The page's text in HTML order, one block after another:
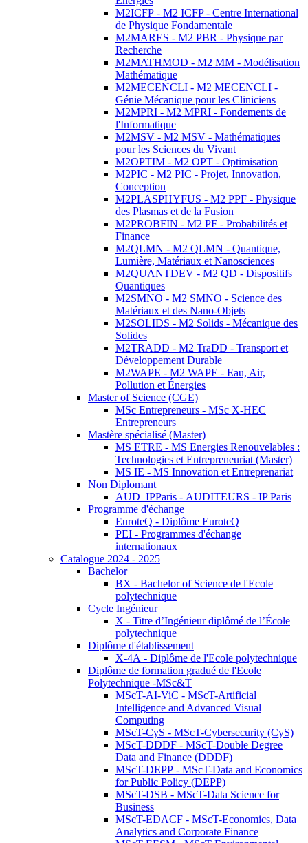
M2ICFP - M2 ICFP - Centre International
de Physique Fondamentale
M2MARES - M2 PBR - Physique par
Recherche
M2MATHMOD - M2 MM - Modélisation
Mathématique
M2MECENCLI - M2 MECENCLI -
Génie Mécanique pour les Cliniciens
M2MPRI - M2 MPRI - Fondements de
l'Informatique
M2MSV - M2 MSV - Mathématiques
pour les Sciences du Vivant
M2OPTIM - M2 OPT - Optimisation
M2PIC - M2 PIC - Projet, Innovation,
Conception
M2PLASPHYFUS - M2 PPF - Physique
des Plasmas et de la Fusion
M2PROBFIN - M2 PF - Probabilités et
Finance
M2QLMN - M2 QLMN - Quantique,
Lumière, Matériaux et Nanosciences
M2QUANTDEV - M2 QD - Dispositifs
Quantiques
M2SMNO - M2 SMNO - Science des
Matériaux et des Nano-Objets
M2SOLIDS - M2 Solids - Mécanique des
Solides
M2TRADD - M2 TraDD - Transport et
Développement Durable
M2WAPE - M2 WAPE - Eau, Air,
Pollution et Énergies
Master of Science (CGE)
MSc Entrepreneurs - MSc X-HEC
Entrepreneurs
Mastère spécialisé (Master)
MS ETRE - MS Energies Renouvelables :
Technologies et Entrepreneuriat (Master)
MS IE - MS Innovation et Entreprenariat
Non Diplomant
AUD_IPParis - AUDITEURS - IP Paris
Programme d'échange
EuroteQ - Diplôme EuroteQ
PEI - Programmes d'échange
internationaux
Catalogue 2024 - 2025
Bachelor
BX - Bachelor of Science de l'Ecole
polytechnique
Cycle Ingénieur
X - Titre d’Ingénieur diplômé de l’École
polytechnique
Diplôme d'établissement
X-4A - Diplôme de l'Ecole polytechnique
Diplôme de formation gradué de l'Ecole
Polytechnique -MSc&T
MScT-AI-ViC - MScT-Artificial
Intelligence and Advanced Visual
Computing
MScT-CyS - MScT-Cybersecurity (CyS)
MScT-DDDF - MScT-Double Degree
Data and Finance (DDDF)
MScT-DEPP - MScT-Data and Economics
for Public Policy (DEPP)
MScT-DSB - MScT-Data Science for
Business
MScT-EDACF - MScT-Economics, Data
Analytics and Corporate Finance